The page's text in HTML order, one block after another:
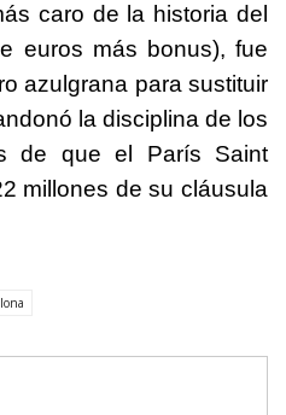
caro de la historia del
euros más bonus), fue
azulgrana para sustituir
la disciplina de los
de que el París Saint
millones de su cláusula